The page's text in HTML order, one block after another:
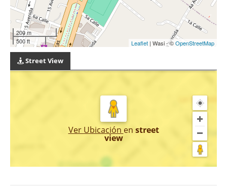
200 m
500 ft
Leaflet | Wasi - ©OpenStreetMap
Street View
Ver Ubicación en street
view